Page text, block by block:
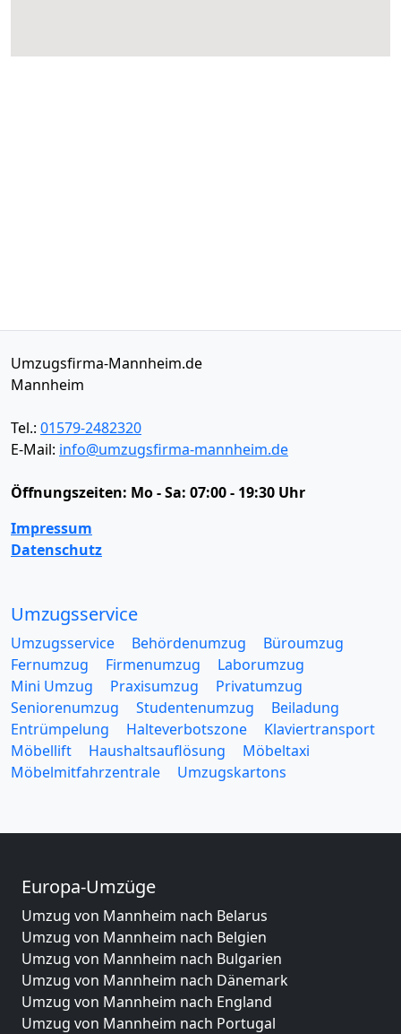
Umzugsfirma-Mannheim.de
Mannheim
Tel.: 01579-2482320
E-Mail: info@umzugsfirma-mannheim.de
Öffnungszeiten: Mo - Sa: 07:00 - 19:30 Uhr
Impressum
Datenschutz
Umzugsservice
Umzugsservice Behördenumzug
Büroumzug
Fernumzug
Firmenumzug
Laborumzug
Mini Umzug
Praxisumzug
Privatumzug
Seniorenumzug
Studentenumzug
Beiladung
Entrümpelung
Halteverbotszone
Klaviertransport
Möbellift
Haushaltsauflösung
Möbeltaxi
Möbelmitfahrzentrale
Umzugskartons
Europa-Umzüge
Umzug von Mannheim nach Belarus
Umzug von Mannheim nach Belgien
Umzug von Mannheim nach Bulgarien
Umzug von Mannheim nach Dänemark
Umzug von Mannheim nach England
Umzug von Mannheim nach Portugal